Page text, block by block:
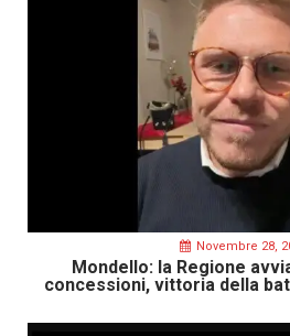
Novembre 28,
Mondello: la Regione
concessioni, vittoria della